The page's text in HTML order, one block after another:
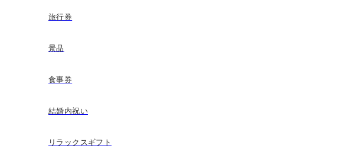
旅行券
景品
食事券
結婚内祝い
リラックスギフト